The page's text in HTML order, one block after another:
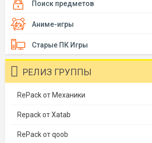
Поиск предметов
Аниме-игры
Старые ПК Игры
РЕЛИЗ ГРУППЫ
RePack от Механики
Repack от Xatab
RePack от qoob